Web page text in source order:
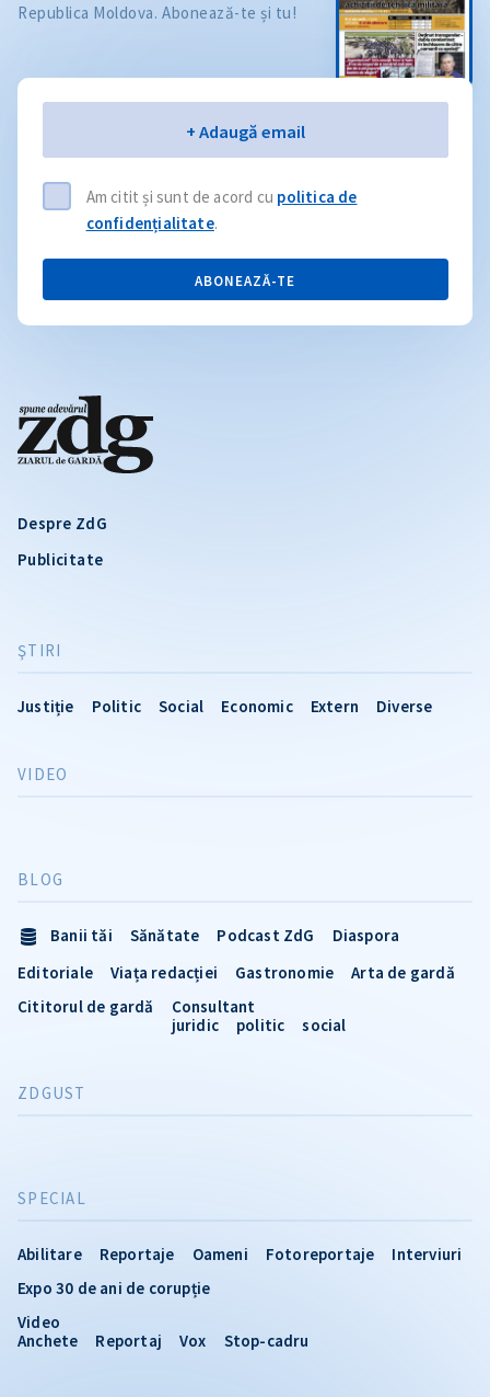
Despre ZdG
Publicitate
ŞTIRI
Justiție Politic Social Economic Extern Diverse
VIDEO
SPECIAL
Abilitare Reportaje Oameni Fotoreportaje
Interviuri
Expo 30 de ani de corupție
Video
Anchete
Reportaj Vox Stop-cadru
BLOG
Banii tăi Sănătate Podcast ZdG
Diaspora
Editoriale
Viața redacției Gastronomie
Arta de gardă
Cititorul de gardă
Consultant
juridic
politic social
ZDGUST
Republica Moldova. Abonează-te și tu!
+ Adaugă email
Am citit și sunt de acord cu politica de
confidențialitate.
ABONEAZĂ-TE